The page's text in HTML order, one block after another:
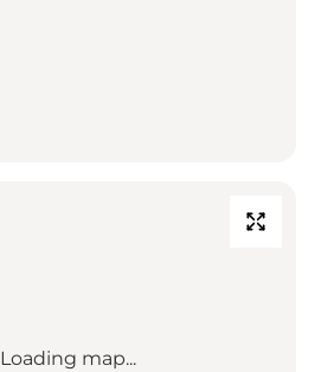
Loading map...